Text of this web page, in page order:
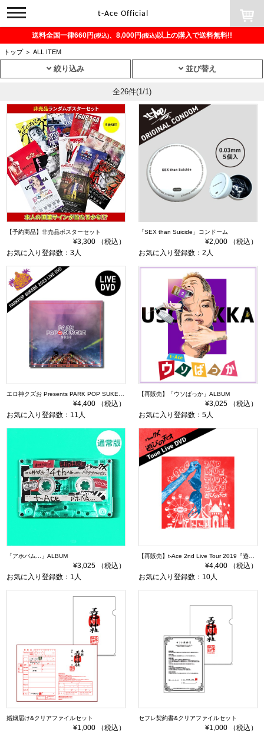
toggle
navigation
t-Ace Official
送料全国一律660円(税込)、8,000円(税込)以上の購入で送料無料!!
トップ ＞ ALL ITEM
絞り込み 並び替え
全26件(1/1)
【予約商品】非売品ポスターセット
¥3,300 （税込）
お気に入り登録数：3人
「SEX than Suicide」コンドーム
¥2,000 （税込）
お気に入り登録数：2人
¥4,400 （税込）
お気に入り登録数：11人
【再販売】「ウソばっか」ALBUM
¥3,025 （税込）
お気に入り登録数：5人
「アホバム...」ALBUM
¥3,025 （税込）
お気に入り登録数：1人
¥4,400 （税込）
お気に入り登録数：10人
婚姻届け&クリアファイルセット
¥1,000 （税込）
セフレ契約書&クリアファイルセット
¥1,000 （税込）